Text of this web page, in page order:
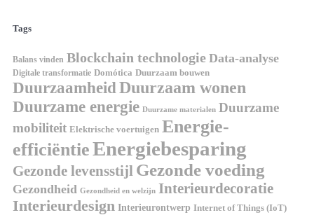
Tags
Balans vinden Blockchain technologie Data-analyse
Digitale transformatie Domótica Duurzaam bouwen
Duurzaamheid Duurzaam wonen
Duurzame energie Duurzame materialen Duurzame
mobiliteit Elektrische voertuigen Energie-
efficiëntieEnergiebesparing
Gezonde levensstijl Gezonde voeding
Gezondheid Gezondheid en welzijn Interieurdecoratie
Interieurdesign Interieurontwerp Internet of Things (IoT)